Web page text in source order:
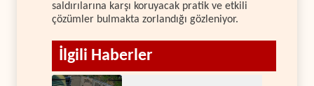
saldırılarına karşı koruyacak pratik ve etkili
çözümler bulmakta zorlandığı gözleniyor.
İlgili Haberler